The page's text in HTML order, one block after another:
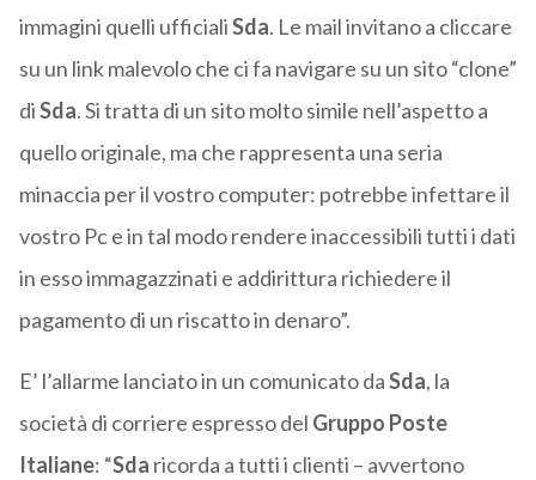
immagini quelli ufficialiSda. Le mail invitano a cliccare
su un link malevolo che ci fa navigare su un sito “clone”
diSda. Si tratta di un sito molto simile nell’aspetto a
quello originale, ma che rappresenta una seria
minaccia per il vostro computer: potrebbe infettare il
vostro Pc e in tal modo rendere inaccessibili tutti i dati
in esso immagazzinati e addirittura richiedere il
pagamento di un riscatto in denaro”.
E’ l’allarme lanciato in un comunicato daSda, la
società di corriere espresso del Gruppo Poste
Italiane: “Sda ricorda a tutti i clienti – avvertono